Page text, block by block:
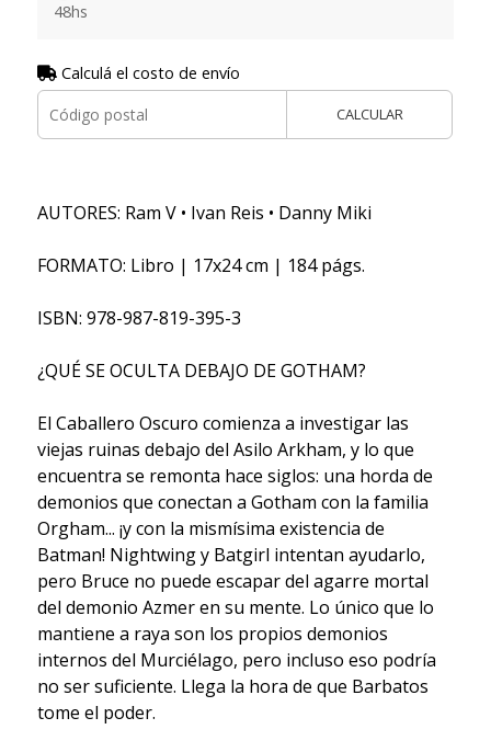
48hs
Calculá el costo de envío
CALCULAR
AUTORES: Ram V • Ivan Reis • Danny Miki
FORMATO: Libro | 17x24 cm | 184 págs.
ISBN: 978-987-819-395-3
¿QUÉ SE OCULTA DEBAJO DE GOTHAM?
El Caballero Oscuro comienza a investigar las
viejas ruinas debajo del Asilo Arkham, y lo que
encuentra se remonta hace siglos: una horda de
demonios que conectan a Gotham con la familia
Orgham... ¡y con la mismísima existencia de
Batman! Nightwing y Batgirl intentan ayudarlo,
pero Bruce no puede escapar del agarre mortal
del demonio Azmer en su mente. Lo único que lo
mantiene a raya son los propios demonios
internos del Murciélago, pero incluso eso podría
no ser suficiente. Llega la hora de que Barbatos
tome el poder.